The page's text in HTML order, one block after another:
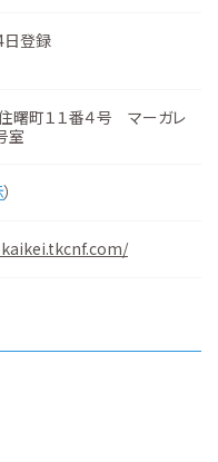
登録
曙町１１番４号 マーガレ
室
）